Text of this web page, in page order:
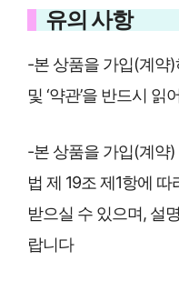
유의 사항
-본 상품을 가입(계약)
및 ‘약관’을 반드시
-본 상품을 가입(계약
법 제 19조 제1항에
받으실 수 있으며, 설
랍니다